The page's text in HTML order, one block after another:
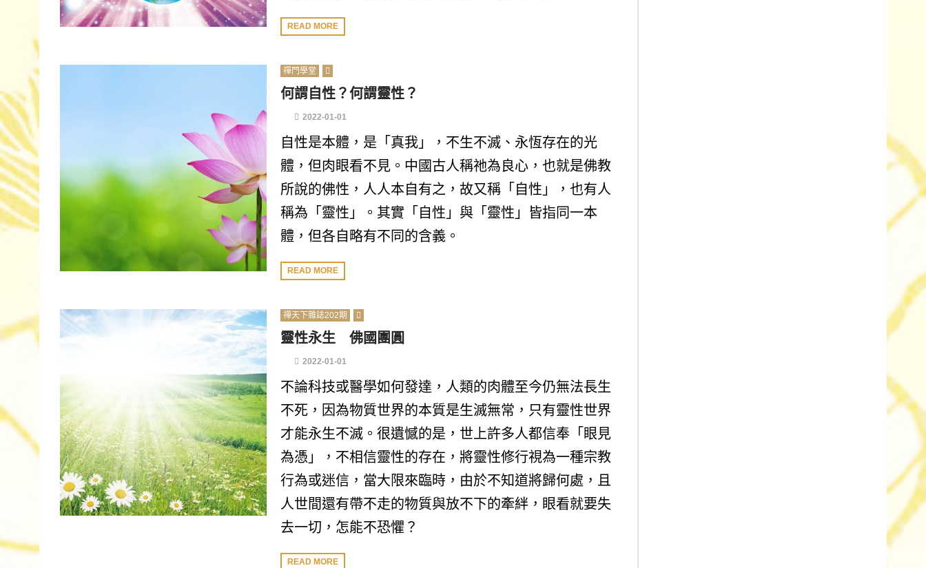
READ MORE
禪門學堂
何謂自性？何謂靈性？
2022-01-01
自性是本體，是「真我」，不生不滅、永恆存在的光
體，但肉眼看不見。中國古人稱祂為良心，也就是佛教
所說的佛性，人人本自有之，故又稱「自性」，也有人
稱為「靈性」。其實「自性」與「靈性」皆指同一本
體，但各自略有不同的含義。
READ MORE
禪天下雜誌202期
靈性永生 佛國團圓
2022-01-01
不論科技或醫學如何發達，人類的肉體至今仍無法長生
不死，因為物質世界的本質是生滅無常，只有靈性世界
才能永生不滅。很遺憾的是，世上許多人都信奉「眼見
為憑」，不相信靈性的存在，將靈性修行視為一種宗教
行為或迷信，當大限來臨時，由於不知道將歸何處，且
人世間還有帶不走的物質與放不下的牽絆，眼看就要失
去一切，怎能不恐懼？
READ MORE